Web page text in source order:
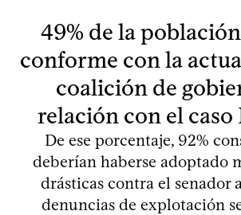
49% de la
conforme con la
coalición de
relación con el caso
De ese porcentaje, 92%
deberían haberse adoptado
drásticas contra el senador
denuncias de explotación